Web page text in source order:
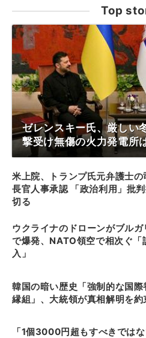
Top
ゼレンスキー氏、厳しい
撃受け無傷の火力発電所
米上院、トランプ氏元弁護士の
長官人事承認 「政治利用」批
切る
ウクライナのドローンがブルガ
で爆発、NATO領空で相次ぐ「
入」
韓国の暗い歴史「強制的な国際
縁組」、大統領が真相解明を約
「1個3000円超もすべきではな